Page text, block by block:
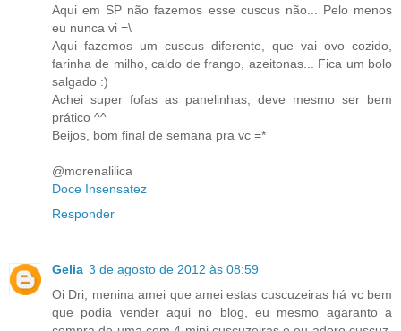
Aqui em SP não fazemos esse cuscus não... Pelo menos
eu nunca vi =\
Aqui fazemos um cuscus diferente, que vai ovo cozido,
farinha de milho, caldo de frango, azeitonas... Fica um bolo
salgado :)
Achei super fofas as panelinhas, deve mesmo ser bem
prático ^^
Beijos, bom final de semana pra vc =*
@morenalilica
Doce Insensatez
Responder
Gelia 3 de agosto de 2012 às 08:59
Oi Dri, menina amei que amei estas cuscuzeiras há vc bem
que podia vender aqui no blog, eu mesmo agaranto a